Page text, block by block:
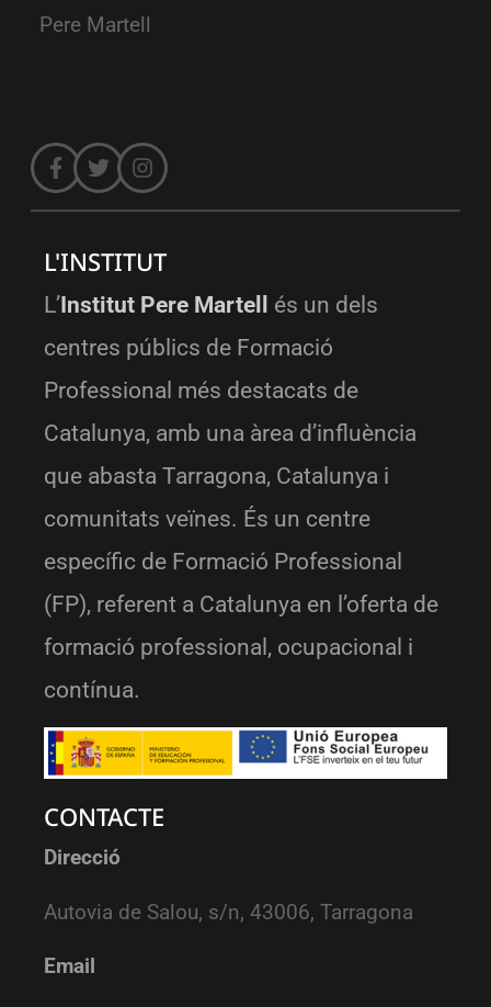
Pere Martell
L'INSTITUT
L’Institut Pere Martell
és un dels
centres públics de Formació
Professional més destacats de
Catalunya, amb una àrea d’influència
que abasta Tarragona, Catalunya i
comunitats veïnes. És un centre
específic de Formació Professional
(FP), referent a Catalunya en l’oferta de
formació professional, ocupacional i
contínua.
CONTACTE
Direcció
Autovia de Salou, s/n, 43006, Tarragona
Email